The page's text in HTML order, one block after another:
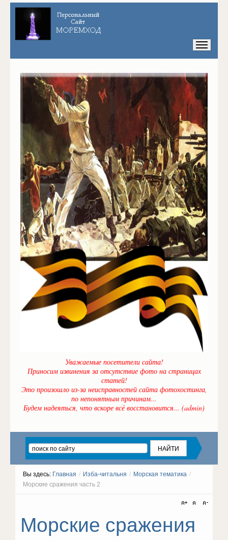
Уважаемые посетители сайта!
Приносим извинения за отсутствие фото на страницах
статей!
Это произошло из-за неисправностей сайта фотохостинга,
по непонятным причинам...
Будем надеяться, что вскоре всё восстановится... (admin)
Вы здесь: Главная / Изба-читальня / Морская тематика /
Морские сражения часть 2
Морские сражения